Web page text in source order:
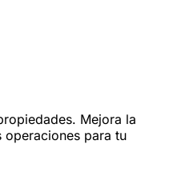
Mejora la
para tu